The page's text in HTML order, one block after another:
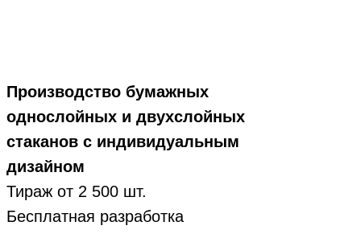
Производство бумажных
однослойных и двухслойных
стаканов с индивидуальным
дизайном
Тираж от 2 500 шт.
Бесплатная разработка